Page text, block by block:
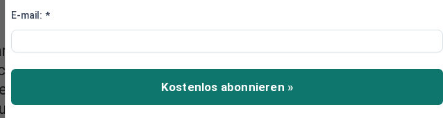
sowohl in Bezug auf
Situationen. Dennoch kann man nach
Legalisierung von Cannabis in
nach dem Kiffen.
E-mail: *
Kostenlos abonnieren »